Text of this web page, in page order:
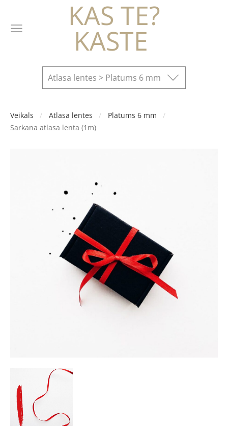
KAS TE?
KASTE
Atlasa lentes > Platums 6 mm
Veikals Atlasa lentes
Platums 6 mm
Sarkana atlasa lenta (1m)